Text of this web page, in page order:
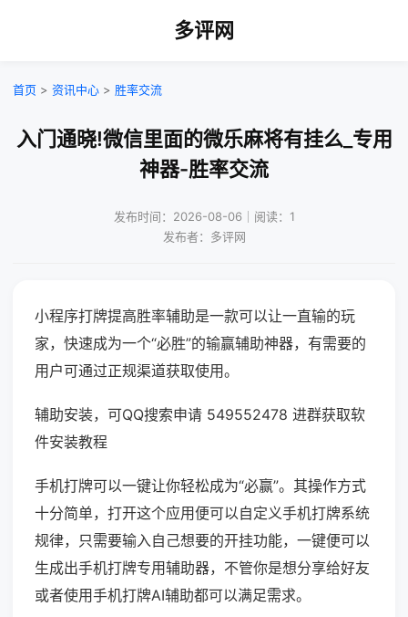
多评网
首页 > 资讯中心 > 胜率交流
入门通晓!微信里面的微乐麻将有挂么_专用
神器-胜率交流
发布时间：2026-08-06｜阅读：1
发布者：多评网
小程序打牌提高胜率辅助是一款可以让一直输的玩
家，快速成为一个“必胜”的输赢辅助神器，有需要的
用户可通过正规渠道获取使用。
辅助安装，可QQ搜索申请 549552478 进群获取软
件安装教程
手机打牌可以一键让你轻松成为“必赢”。其操作方式
十分简单，打开这个应用便可以自定义手机打牌系统
规律，只需要输入自己想要的开挂功能，一键便可以
生成出手机打牌专用辅助器，不管你是想分享给好友
或者使用手机打牌AI辅助都可以满足需求。